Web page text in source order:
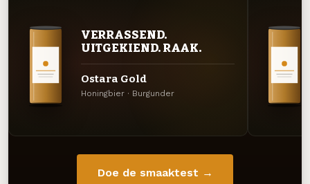
VERRASSEND.
UITGEKIEND. RAAK.
Ostara Gold
Honingbier · Burgunder
Doe de smaaktest →